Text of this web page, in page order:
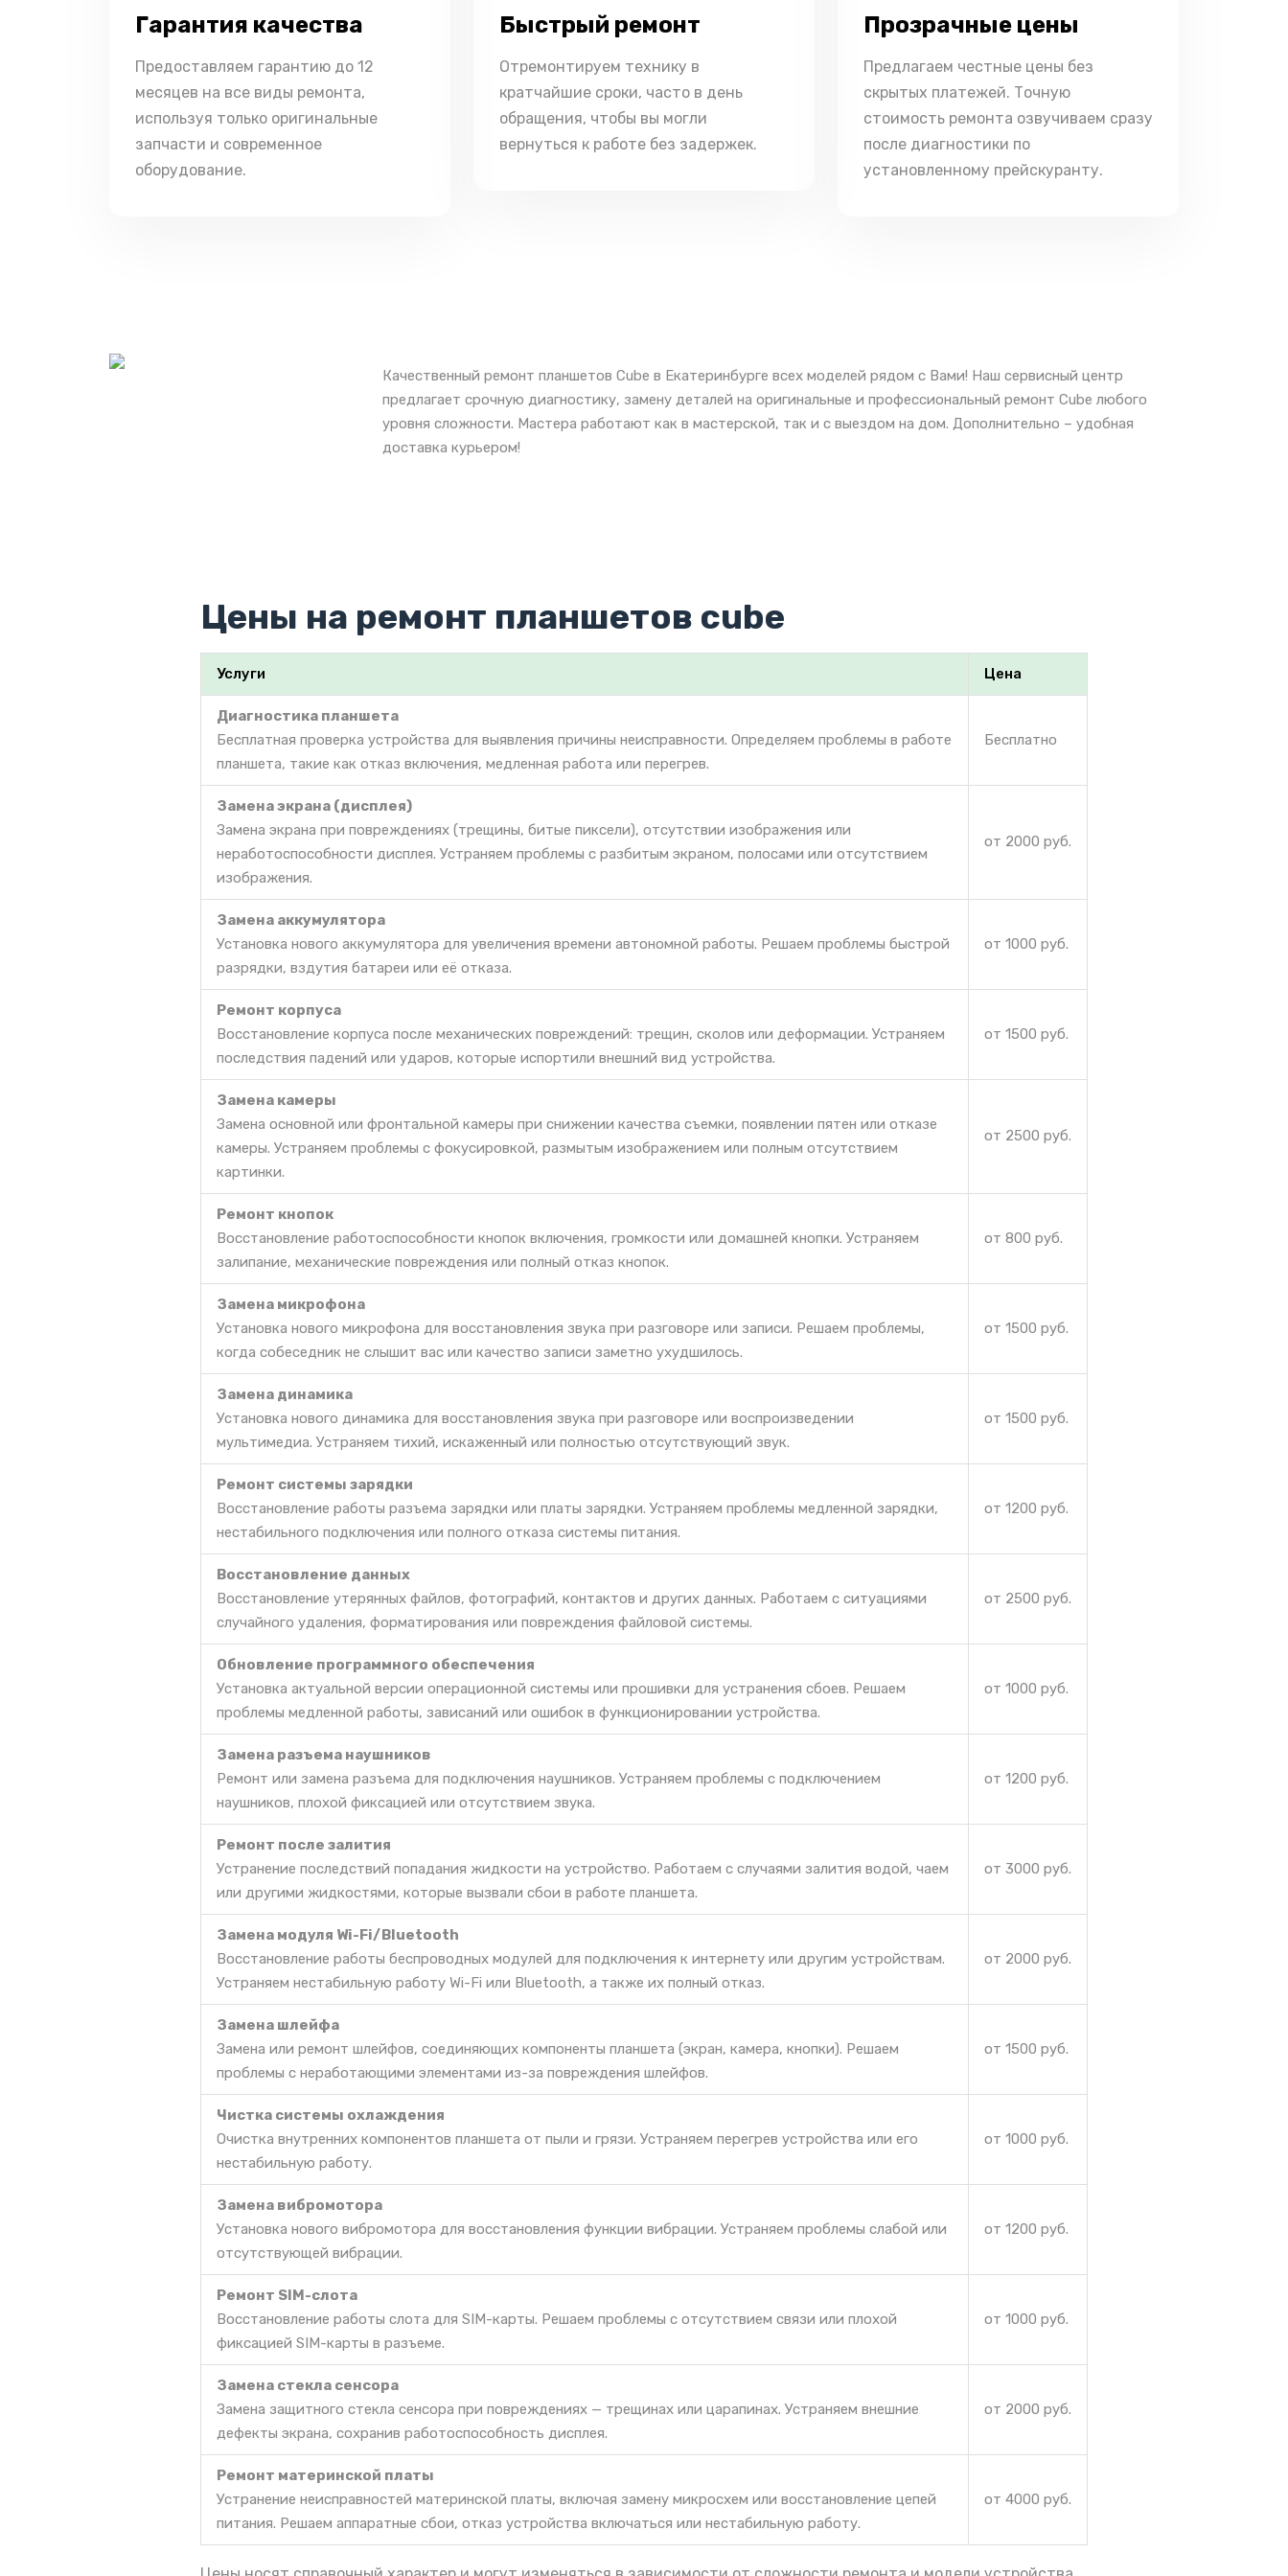
Гарантия качества
Предоставляем гарантию до 12
месяцев на все виды ремонта,
используя только оригинальные
запчасти и современное
оборудование.
Быстрый ремонт
Отремонтируем технику в
кратчайшие сроки, часто в день
обращения, чтобы вы могли
вернуться к работе без задержек.
Прозрачные цены
Предлагаем честные цены без
скрытых платежей. Точную
стоимость ремонта озвучиваем сразу
после диагностики по
установленному прейскуранту.
Качественный ремонт планшетов Cube в Екатеринбурге всех моделей рядом с Вами! Наш сервисный центр
предлагает срочную диагностику, замену деталей на оригинальные и профессиональный ремонт Cube любого
уровня сложности. Мастера работают как в мастерской, так и с выездом на дом. Дополнительно – удобная
доставка курьером!
Цены на ремонт планшетов cube
Услуги Цена
Диагностика планшета
Бесплатная проверка устройства для выявления причины неисправности. Определяем проблемы в работе
планшета, такие как отказ включения, медленная работа или перегрев.
Бесплатно
Замена экрана (дисплея)
Замена экрана при повреждениях (трещины, битые пиксели), отсутствии изображения или
неработоспособности дисплея. Устраняем проблемы с разбитым экраном, полосами или отсутствием
изображения.
от 2000 руб.
Замена аккумулятора
Установка нового аккумулятора для увеличения времени автономной работы. Решаем проблемы быстрой
разрядки, вздутия батареи или её отказа.
от 1000 руб.
Ремонт корпуса
Восстановление корпуса после механических повреждений: трещин, сколов или деформации. Устраняем
последствия падений или ударов, которые испортили внешний вид устройства.
от 1500 руб.
Замена камеры
Замена основной или фронтальной камеры при снижении качества съемки, появлении пятен или отказе
камеры. Устраняем проблемы с фокусировкой, размытым изображением или полным отсутствием
картинки.
от 2500 руб.
Ремонт кнопок
Восстановление работоспособности кнопок включения, громкости или домашней кнопки. Устраняем
залипание, механические повреждения или полный отказ кнопок.
от 800 руб.
Замена микрофона
Установка нового микрофона для восстановления звука при разговоре или записи. Решаем проблемы,
когда собеседник не слышит вас или качество записи заметно ухудшилось.
от 1500 руб.
Замена динамика
Установка нового динамика для восстановления звука при разговоре или воспроизведении
мультимедиа. Устраняем тихий, искаженный или полностью отсутствующий звук.
от 1500 руб.
Ремонт системы зарядки
Восстановление работы разъема зарядки или платы зарядки. Устраняем проблемы медленной зарядки,
нестабильного подключения или полного отказа системы питания.
от 1200 руб.
Восстановление данных
Восстановление утерянных файлов, фотографий, контактов и других данных. Работаем с ситуациями
случайного удаления, форматирования или повреждения файловой системы.
от 2500 руб.
Обновление программного обеспечения
Установка актуальной версии операционной системы или прошивки для устранения сбоев. Решаем
проблемы медленной работы, зависаний или ошибок в функционировании устройства.
от 1000 руб.
Замена разъема наушников
Ремонт или замена разъема для подключения наушников. Устраняем проблемы с подключением
наушников, плохой фиксацией или отсутствием звука.
от 1200 руб.
Ремонт после залития
Устранение последствий попадания жидкости на устройство. Работаем с случаями залития водой, чаем
или другими жидкостями, которые вызвали сбои в работе планшета.
от 3000 руб.
Замена модуля Wi-Fi/Bluetooth
Восстановление работы беспроводных модулей для подключения к интернету или другим устройствам.
Устраняем нестабильную работу Wi-Fi или Bluetooth, а также их полный отказ.
от 2000 руб.
Замена шлейфа
Замена или ремонт шлейфов, соединяющих компоненты планшета (экран, камера, кнопки). Решаем
проблемы с неработающими элементами из-за повреждения шлейфов.
от 1500 руб.
Чистка системы охлаждения
Очистка внутренних компонентов планшета от пыли и грязи. Устраняем перегрев устройства или его
нестабильную работу.
от 1000 руб.
Замена вибромотора
Установка нового вибромотора для восстановления функции вибрации. Устраняем проблемы слабой или
отсутствующей вибрации.
от 1200 руб.
Ремонт SIM-слота
Восстановление работы слота для SIM-карты. Решаем проблемы с отсутствием связи или плохой
фиксацией SIM-карты в разъеме.
от 1000 руб.
Замена стекла сенсора
Замена защитного стекла сенсора при повреждениях — трещинах или царапинах. Устраняем внешние
дефекты экрана, сохранив работоспособность дисплея.
от 2000 руб.
Ремонт материнской платы
Устранение неисправностей материнской платы, включая замену микросхем или восстановление цепей
питания. Решаем аппаратные сбои, отказ устройства включаться или нестабильную работу.
от 4000 руб.